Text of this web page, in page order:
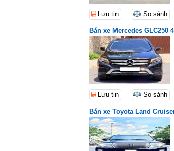
Lưu tin So sánh
Bán xe Mercedes GLC250
Lưu tin So sánh
Bán xe Toyota Land